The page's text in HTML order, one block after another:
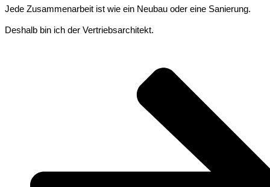
Jede Zusammenarbeit ist wie ein Neubau oder eine Sanierung.
Deshalb bin ich der Vertriebsarchitekt.